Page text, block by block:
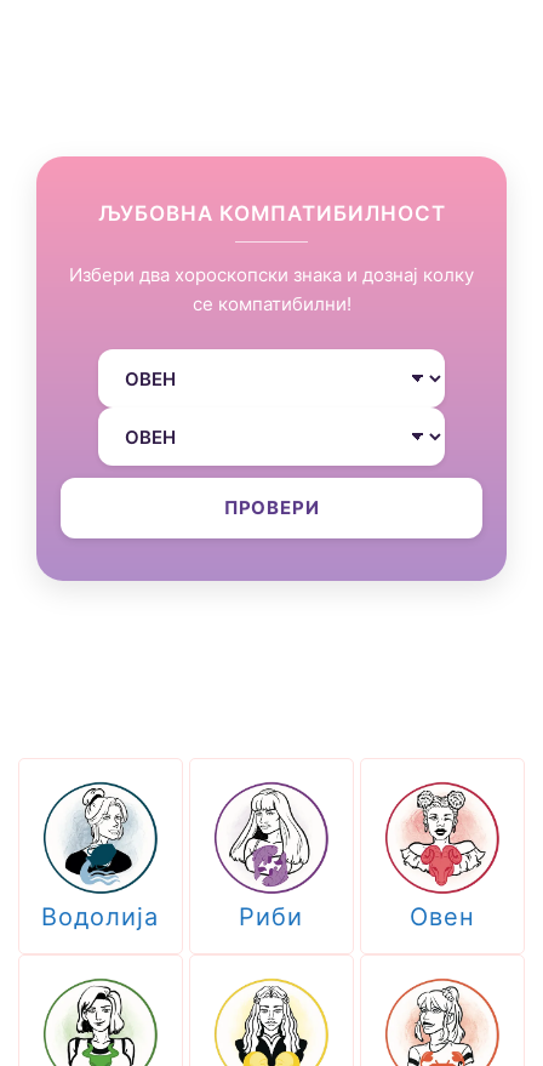
ЉУБОВНА КОМПАТИБИЛНОСТ
Избери два хороскопски знака и дознај колку
се компатибилни!
ПРОВЕРИ
Водолија Риби Овен